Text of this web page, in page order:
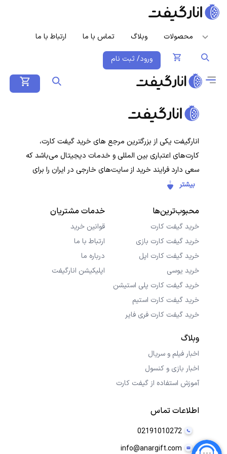
محصولات وبلاگ تماس با ما ارتباط با ما
ورود/ ثبت نام
انارگیفت یکی از بزرگترین مرجع های خرید گیفت کارت،
کارت‌های اعتباری بین المللی و خدمات دیجیتال می‌باشد که
سعی دارد فرایند خرید از سایت‌های خارجی در ایران را برای
کاربران ایرانی ساده‌تر کند. هدف ما ارائه تجربه‌ای سریع، امن و
کاربران با خیال راحت خرید کنند و در کمترین زمان دریافت
کنند.
بیشتر
محبوب‌ترین‌ها
خرید گیفت کارت
خرید گیفت کارت بازی
خرید گیفت کارت اپل
خرید یوسی
خرید گیفت کارت پلی استیشن
خرید گیفت کارت استیم
خرید گیفت کارت فری فایر
خدمات مشتریان
قوانین خرید
ارتباط با ما
درباره ما
اپلیکیشن انارگیفت
وبلاگ
اخبار فیلم و سریال
اخبار بازی و کنسول
آموزش استفاده از گیفت کارت
اطلاعات تماس
02191010272
info@anargift.com